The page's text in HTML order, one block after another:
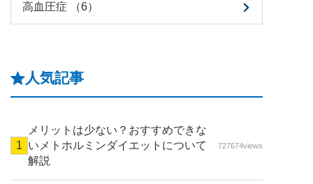
高血圧症 （6）
人気記事
メリットは少ない？おすすめできな
いメトホルミンダイエットについて
解説
727674views